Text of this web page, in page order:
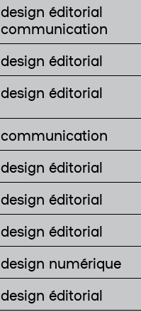
design éditorial
communication
design éditorial
design éditorial
communication
design éditorial
design éditorial
design éditorial
design numérique
design éditorial